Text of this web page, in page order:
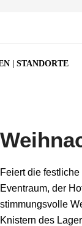
| STANDORTE
Feiert die
Eventraum, der
stimmungsvolle
Knistern des